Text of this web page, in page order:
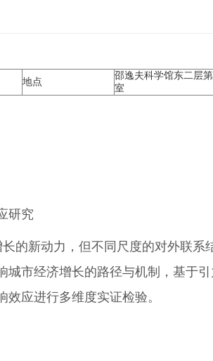
地点
邵逸夫科学馆东二层
室
研究
的新动力，但不同尺度的对外联系
市经济增长的路径与机制，基于
应进行多维度实证检验。